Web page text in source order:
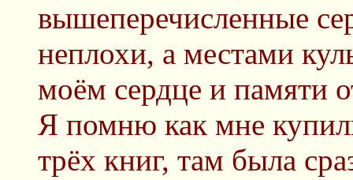
вышеперечисленные
неплохи, а местами
моём сердце и памяти
Я помню как мне
трёх книг, там была